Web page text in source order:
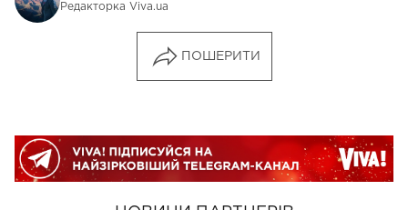
Редакторка Viva.ua
ПОШЕРИТИ